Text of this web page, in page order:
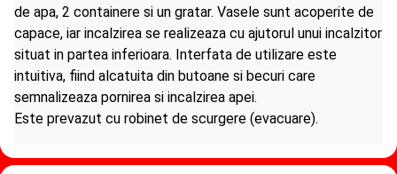
de apa, 2 containere si un gratar. Vasele sunt acoperite de
capace, iar incalzirea se realizeaza cu ajutorul unui incalzitor
situat in partea inferioara. Interfata de utilizare este
intuitiva, fiind alcatuita din butoane si becuri care
semnalizeaza pornirea si incalzirea apei.
Este prevazut cu robinet de scurgere (evacuare).